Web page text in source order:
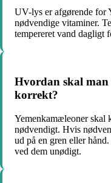
UV-lys er afgørende for
nødvendige vitaminer.
tempereret vand dagligt
Hvordan skal man
korrekt?
Yemenkamæleoner skal
nødvendigt. Hvis
ud på en gren eller
ved dem unødigt.